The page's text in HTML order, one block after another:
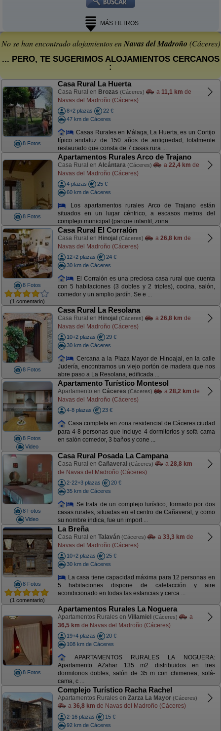
MÁS FILTROS
No se han encontrado alojamientos enNavas del Madroño (Cáceres)
... PERO, TE SUGERIMOS ALOJAMIENTOS CERCANOS
:
8 Fotos
Casa Rural La Huerta
Casa Rural en Brozas (Cáceres) a 11,1 km de
Navas del Madroño (Cáceres)
8+2 plazas
22 €
47 km de Cáceres
Casas Rurales en Málaga, La Huerta, es un Cortijo
típico andaluz de 150 años de antigüedad, totalmente
restaurado que consta de 7 casas rura ...
8 Fotos
Apartamentos Rurales Arco de Trajano
Casa Rural en Alcántara (Cáceres) a 22,4 km de
Navas del Madroño (Cáceres)
4 plazas
25 €
60 km de Cáceres
Los apartamentos rurales Arco de Trajano están
situados en un lugar céntrico, a escasos metros del
complejo municipal (parque infantil, zona ...
8 Fotos
(1 comentario)
Casa Rural El Corralón
Casa Rural en Hinojal (Cáceres) a 26,8 km de
Navas del Madroño (Cáceres)
12+2 plazas
24 €
30 km de Cáceres
El Corralón es una preciosa casa rural que cuenta
con 5 habitaciones (3 dobles y 2 triples), cocina, salón,
comedor y un amplio jardín. Se e ...
8 Fotos
Casa Rural La Resolana
Casa Rural en Hinojal (Cáceres) a 26,8 km de
Navas del Madroño (Cáceres)
10+2 plazas
29 €
30 km de Cáceres
Cercana a la Plaza Mayor de Hinoajal, en la calle
Judería, encontramos un viejo portón de madera que nos
abre paso a La Resolana, edificada ...
8 Fotos
Video
Apartamento Turístico Montesol
Apartamento en Cáceres (Cáceres) a 28,2 km de
Navas del Madroño (Cáceres)
4-8 plazas 23 €
Casa completa en zona residencial de Cáceres ciudad
para 4-8 personas que incluye 4 dormitorios y sofá cama
en salón comedor, 3 baños y cone ...
8 Fotos
Video
Casa Rural Posada La Campana
Casa Rural en Cañaveral (Cáceres) a 28,8 km
de Navas del Madroño (Cáceres)
2-22+3 plazas
20 €
35 km de Cáceres
Se trata de un complejo turístico, formado por dos
casas rurales, situadas en el centro de Cañaveral, y como
su nombre indica, fue un import ...
8 Fotos
(1 comentario)
La Breña
Casa Rural en Talaván (Cáceres) a 33,3 km de
Navas del Madroño (Cáceres)
10+2 plazas
25 €
30 km de Cáceres
La casa tiene capacidad máxima para 12 personas en
5 habitaciones dispone de calefacción y aire
acondicionado en todas las estancias y cerca ...
8 Fotos
Apartamentos Rurales La Noguera
Apartamentos Rurales en Villamiel (Cáceres)
a
36,5 km de Navas del Madroño (Cáceres)
19+4 plazas
20 €
108 km de Cáceres
APARTAMENTOS RURALES LA NOGUERA:
Apartamento AZahar 135 m2 distribuidos en tres
dormitorios dobles, salón de 35 m con chimenea, sofá-
cama, c ...
Complejo Turístico Racha Rachel
Apartamentos Rurales en Zarza La Mayor (Cáceres)
a 36,8 km de Navas del Madroño (Cáceres)
2-16 plazas
15 €
92 km de Cáceres